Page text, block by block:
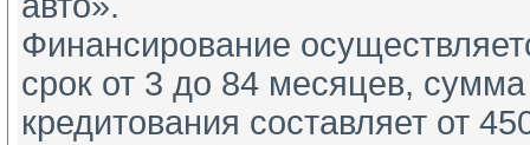
Финансирование
срок от 3 до 84 месяцев, сумма
кредитования составляет от